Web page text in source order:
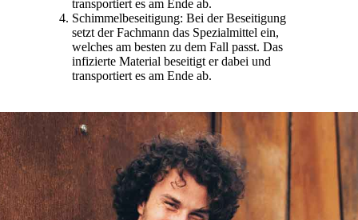
transportiert es am Ende ab.
Schimmelbeseitigung: Bei der Beseitigung
setzt der Fachmann das Spezialmittel ein,
welches am besten zu dem Fall passt. Das
infizierte Material beseitigt er dabei und
transportiert es am Ende ab.